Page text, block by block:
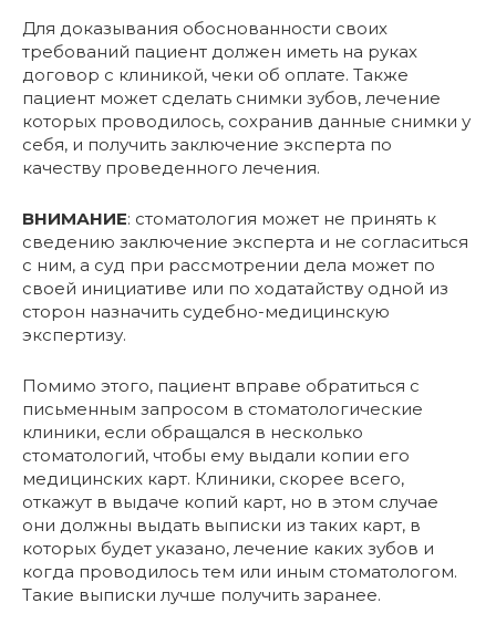
Для доказывания обоснованности своих
требований пациент должен иметь на руках
договор с клиникой, чеки об оплате. Также
пациент может сделать снимки зубов, лечение
которых проводилось, сохранив данные снимки у
себя, и получить заключение эксперта по
качеству проведенного лечения.
ВНИМАНИЕ: стоматология может не принять к
сведению заключение эксперта и не согласиться
с ним, а суд при рассмотрении дела может по
своей инициативе или по ходатайству одной из
сторон назначить судебно-медицинскую
экспертизу.
Помимо этого, пациент вправе обратиться с
письменным запросом в стоматологические
клиники, если обращался в несколько
стоматологий, чтобы ему выдали копии его
медицинских карт. Клиники, скорее всего,
откажут в выдаче копий карт, но в этом случае
они должны выдать выписки из таких карт, в
которых будет указано, лечение каких зубов и
когда проводилось тем или иным стоматологом.
Такие выписки лучше получить заранее.